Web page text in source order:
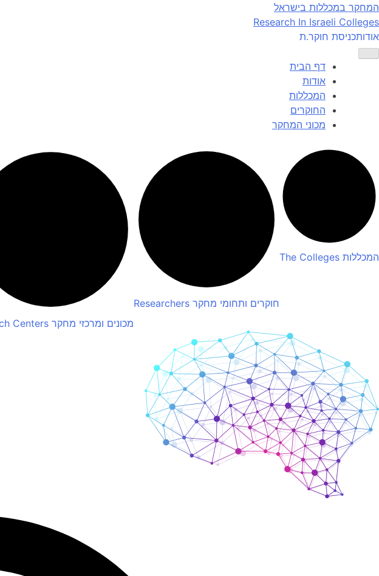
Skip
to
content
המחקר במכללות בישראל
Research In Israeli Colleges
אודותכניסת חוקר.ת
דף הבית
אודות
המכללות
החוקרים
מכוני המחקר
המכללות The Colleges
חוקרים ותחומי מחקר Researchers
מכונים ומרכזי מחקר Centers